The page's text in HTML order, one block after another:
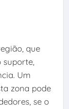
que
Um
zona pode
se o